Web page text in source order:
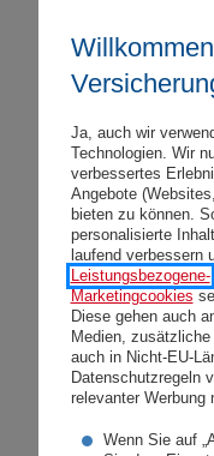
Ja, auch wir
Technologien. Wir
verbessertes
Angebote
bieten zu können.
personalisierte
laufend verbessern
Leistungsbezogene-,
Marketingcookies
Diese gehen auch
Medien,
auch in Nicht-EU-
Datenschutzregeln
relevanter Werbung
Wenn Sie auf
Ralph
Montag, 02.07.2018
Ralph Müller